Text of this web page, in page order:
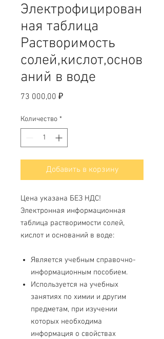
Электрофицирован
ная таблица
Растворимость
солей,кислот,основ
аний в воде
73 000,00 ₽Цена
Количество *
Добавить в корзину
Цена указана БЕЗ НДС!
Электронная информационная
таблица растворимости солей,
кислот и оснований в воде:
Является учебным справочно-
информационным пособием.
Используется на учебных
занятиях по химии и другим
предметам, при изучении
которых необходима
информация о свойствах